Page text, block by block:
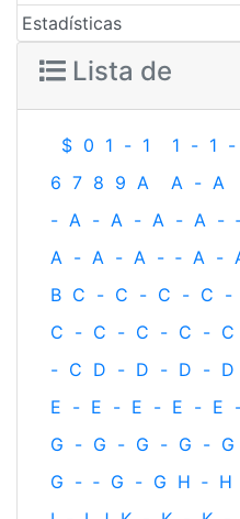
Estadísticas
Lista de
$ 0 1 - 1 1 - 1 -
6 7 8 9 A A - A
- A - A - A - A -
A - A - A - ‐ A -
B C - C - C - C -
C - C - C - C - C
- C D - D - D - D
E - E - E - E - E
G - G - G - G - G
G - ‐ G - G H ‐ H